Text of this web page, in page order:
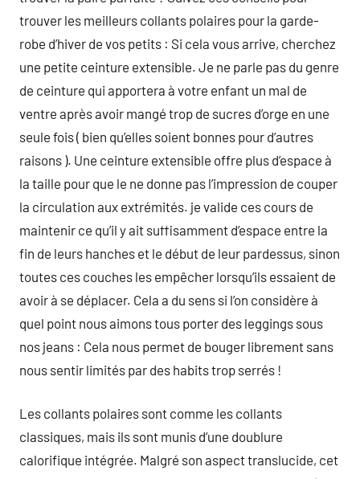
trouver les meilleurs collants polaires pour la garde-
robe d’hiver de vos petits : Si cela vous arrive, cherchez
une petite ceinture extensible. Je ne parle pas du genre
de ceinture qui apportera à votre enfant un mal de
ventre après avoir mangé trop de sucres d’orge en une
seule fois ( bien qu’elles soient bonnes pour d’autres
raisons ). Une ceinture extensible offre plus d’espace à
la taille pour que le ne donne pas l’impression de couper
la circulation aux extrémités. je valide ces cours de
maintenir ce qu’il y ait suffisamment d’espace entre la
fin de leurs hanches et le début de leur pardessus, sinon
toutes ces couches les empêcher lorsqu’ils essaient de
avoir à se déplacer. Cela a du sens si l’on considère à
quel point nous aimons tous porter des leggings sous
nos jeans : Cela nous permet de bouger librement sans
nous sentir limités par des habits trop serrés !
Les collants polaires sont comme les collants
classiques, mais ils sont munis d’une doublure
calorifique intégrée. Malgré son aspect translucide, cet